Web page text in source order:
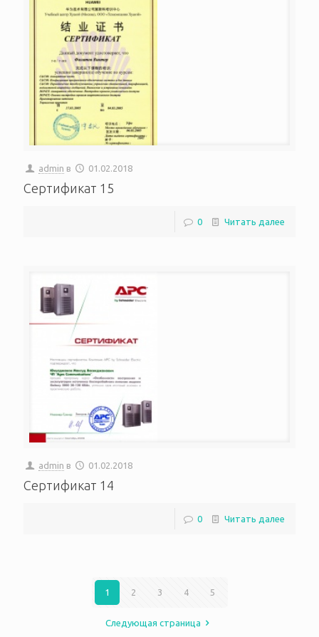
admin в 01.02.2018
Сертификат 15
0 Читать далее
admin в 01.02.2018
Сертификат 14
0 Читать далее
1 2 3 4 5
Следующая страница